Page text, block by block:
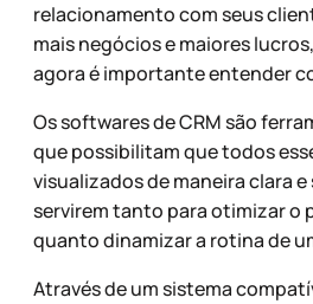
relacionamento com seus
mais negócios e maiores
agora é importante entender
Os softwares de CRM são
que possibilitam que todos
visualizados de maneira clara e
servirem tanto para otimizar o
quanto dinamizar a rotina de
Através de um sistema